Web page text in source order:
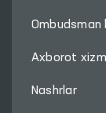
Ombudsman
Axborot
Nashrlar